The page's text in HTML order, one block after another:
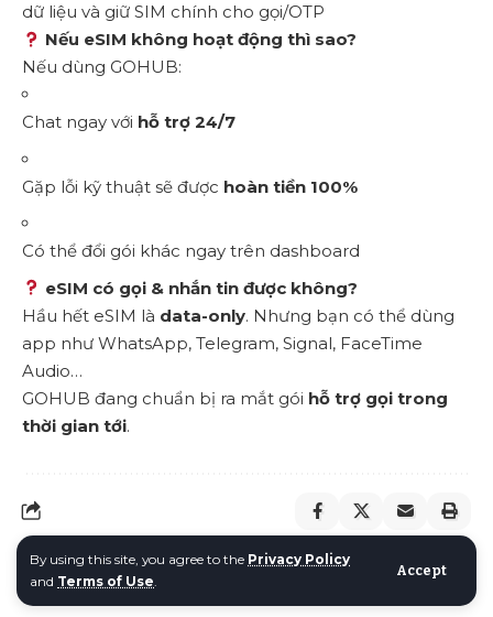
By using this site, you agree to the Privacy Policy
and Terms of Use.
Accept
dữ liệu và giữ SIM chính cho gọi/OTP
Nếu eSIM không hoạt động thì sao?
Nếu dùng GOHUB:
Chat ngay với hỗ trợ 24/7
Gặp lỗi kỹ thuật sẽ được hoàn tiền 100%
Có thể đổi gói khác ngay trên dashboard
eSIM có gọi & nhắn tin được không?
Hầu hết eSIM là data-only. Nhưng bạn có thể dùng
app như WhatsApp, Telegram, Signal, FaceTime
Audio…
GOHUB đang chuẩn bị ra mắt gói hỗ trợ gọi trong
thời gian tới.
What do you think?